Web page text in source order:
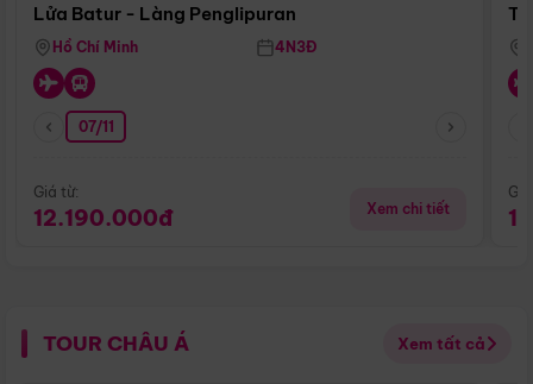
Lửa Batur - Làng Penglipuran
Hồ Chí Minh 4N3Đ
07/11
Giá từ:
12.190.000đ Xem chi tiết
TOUR CHÂU Á Xem tất cả
Điểm nổi bật